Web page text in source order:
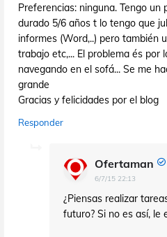
Preferencias: ninguna. Tengo
durado 5/6 años t lo tengo que
informes (Word,..) pero también
trabajo etc,... El problema és por
navegando en el sofá... Se me
grande
Gracias y felicidades por el blog
Responder
Ofertaman
6/7/15 22:13
¿Piensas realizar
futuro? Si no es así, le